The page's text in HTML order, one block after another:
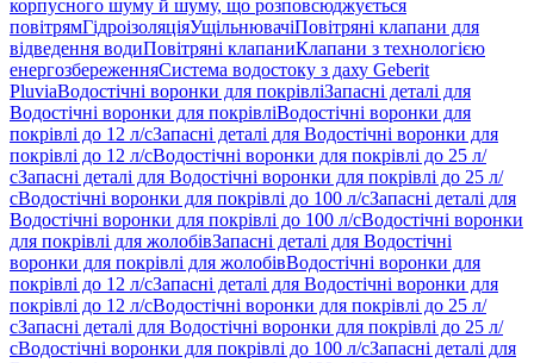
корпусного шуму й шуму, що розповсюджується
повітрямГідроізоляціяУщільнювачіПовітряні клапани для
відведення водиПовітряні клапаниКлапани з технологією
енергозбереженняСистема водостоку з даху Geberit
PluviaВодостічні воронки для покрівліЗапасні деталі для
Водостічні воронки для покрівліВодостічні воронки для
покрівлі до 12 л/сЗапасні деталі для Водостічні воронки для
покрівлі до 12 л/сВодостічні воронки для покрівлі до 25 л/
сЗапасні деталі для Водостічні воронки для покрівлі до 25 л/
сВодостічні воронки для покрівлі до 100 л/сЗапасні деталі для
Водостічні воронки для покрівлі до 100 л/сВодостічні воронки
для покрівлі для жолобівЗапасні деталі для Водостічні
воронки для покрівлі для жолобівВодостічні воронки для
покрівлі до 12 л/сЗапасні деталі для Водостічні воронки для
покрівлі до 12 л/сВодостічні воронки для покрівлі до 25 л/
сЗапасні деталі для Водостічні воронки для покрівлі до 25 л/
сВодостічні воронки для покрівлі до 100 л/сЗапасні деталі для